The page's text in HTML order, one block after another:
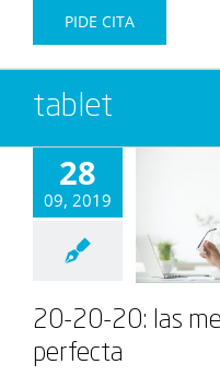
PIDE CITA
tablet
28
09, 2019
20-20-20: las
perfecta